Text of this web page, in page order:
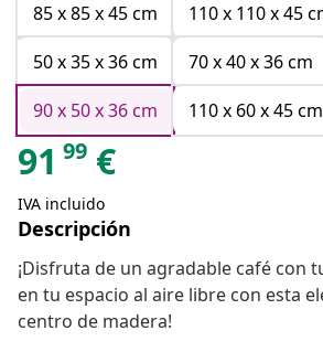
85 x 85 x 45 cm
110 x 110 x 45
50 x 35 x 36 cm
70 x 40 x 36 cm
90 x 50 x 36 cm
110 x 60 x 45 cm
91 99 €
IVA incluido
Descripción
¡Disfruta de un agradable café con
en tu espacio al aire libre con esta
centro de madera!